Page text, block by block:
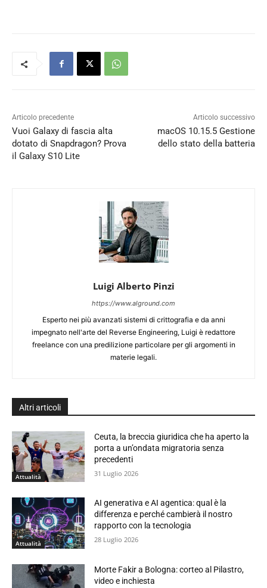
Articolo precedente
Vuoi Galaxy di fascia alta
dotato di Snapdragon? Prova
il Galaxy S10 Lite
Articolo successivo
macOS 10.15.5 Gestione
dello stato della batteria
Luigi Alberto Pinzi
https://www.alground.com
Esperto nei più avanzati sistemi di crittografia e da anni
impegnato nell'arte del Reverse Engineering, Luigi è redattore
freelance con una predilizione particolare per gli argomenti in
materie legali.
Altri articoli
Attualità
Ceuta, la breccia giuridica che ha aperto la
porta a un’ondata migratoria senza
precedenti
31 Luglio 2026
Attualità
AI generativa e AI agentica: qual è la
differenza e perché cambierà il nostro
rapporto con la tecnologia
28 Luglio 2026
Morte Fakir a Bologna: corteo al Pilastro,
video e inchiesta